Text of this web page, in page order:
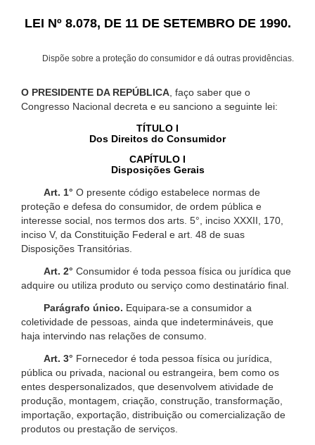
LEI Nº 8.078, DE 11 DE SETEMBRO DE 1990.
Dispõe sobre a proteção do consumidor e dá outras providências.
O PRESIDENTE DA REPÚBLICA , faço saber que o
Congresso Nacional decreta e eu sanciono a seguinte lei:
TÍTULO I
Dos Direitos do Consumidor
CAPÍTULO I
Disposições Gerais
Art. 1° O presente código estabelece normas de
proteção e defesa do consumidor, de ordem pública e
interesse social, nos termos dos arts. 5°, inciso XXXII, 170,
inciso V, da Constituição Federal e art. 48 de suas
Disposições Transitórias.
Art. 2° Consumidor é toda pessoa física ou jurídica que
adquire ou utiliza produto ou serviço como destinatário final.
Parágrafo único. Equipara-se a consumidor a
coletividade de pessoas, ainda que indetermináveis, que
haja intervindo nas relações de consumo.
Art. 3° Fornecedor é toda pessoa física ou jurídica,
pública ou privada, nacional ou estrangeira, bem como os
entes despersonalizados, que desenvolvem atividade de
produção, montagem, criação, construção, transformação,
importação, exportação, distribuição ou comercialização de
produtos ou prestação de serviços.